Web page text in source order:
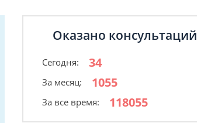
Оказано консультаций
Сегодня: 34
За месяц: 1055
За все время: 118055